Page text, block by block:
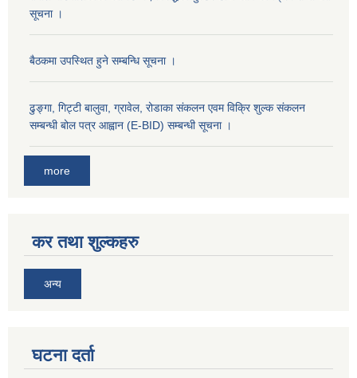
सूचना ।
बैठकमा उपस्थित हुने सम्बन्धि सूचना ।
ढुङ्गा, गिट्टी बालुवा, ग्रावेल, रोडाका संकलन एवम विक्रि शुल्क संकलन
सम्बन्धी बोल पत्र आह्वान (E-BID) सम्बन्धी सूचना ।
more
कर तथा शुल्कहरु
अन्य
घटना दर्ता